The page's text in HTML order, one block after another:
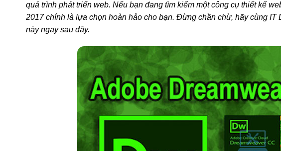
quá trình phát triển web. Nếu bạn đang tìm kiếm một công cụ thiết kế
2017 chính là lựa chọn hoàn hảo cho bạn. Đừng chần chừ, hãy cùng
này ngay sau đây.